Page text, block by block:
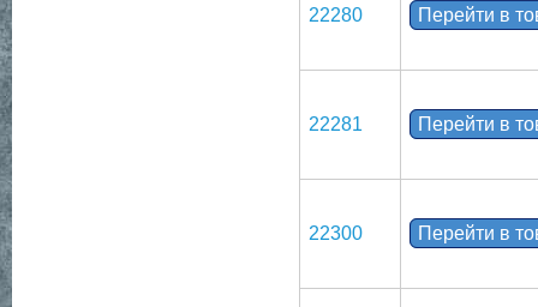
22280 Перейти в
22281 Перейти в
22300 Перейти в